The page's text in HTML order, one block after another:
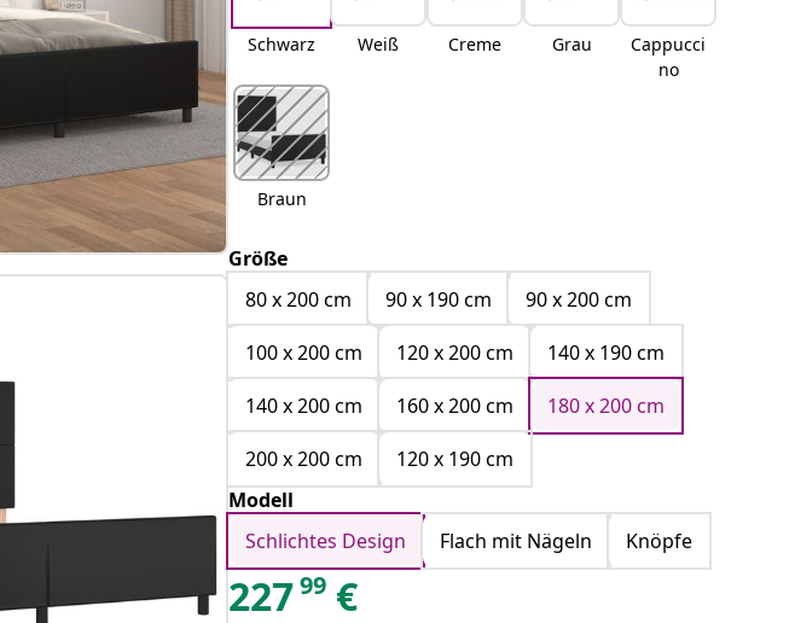
Schwarz Weiß Creme Grau
Cappucci
no
Braun
Größe
80 x 200 cm
90 x 190 cm
90 x 200 cm
100 x 200 cm
120 x 200 cm
140 x 190 cm
140 x 200 cm
160 x 200 cm
180 x 200 cm
200 x 200 cm
120 x 190 cm
Modell
Schlichtes Design
Flach mit Nägeln Knöpfe
22799 €